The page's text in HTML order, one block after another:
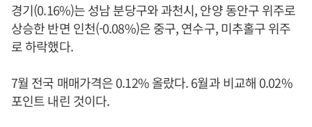
경기(0.16%)는 성남 분당구와 과천시, 안양 동안구 위주로
상승한 반면 인천(-0.08%)은 중구, 연수구, 미추홀구 위주
로 하락했다.
7월 전국 매매가격은 0.12% 올랐다. 6월과 비교해 0.02%
포인트 내린 것이다.